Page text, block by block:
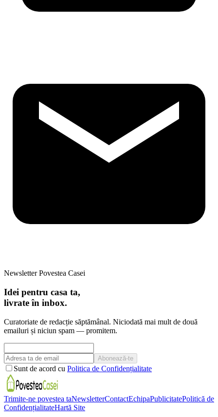
Newsletter Povestea Casei
Idei pentru casa ta,
livrate în inbox.
Curatoriate de redacție săptămânal. Niciodată mai mult de două
emailuri și niciun spam — promitem.
Abonează-te
Sunt de acord cu Politica de Confidențialitate
Trimite-ne povestea taNewsletterContactEchipaPublicitatePolitică de
ConfidențialitateHartă Site